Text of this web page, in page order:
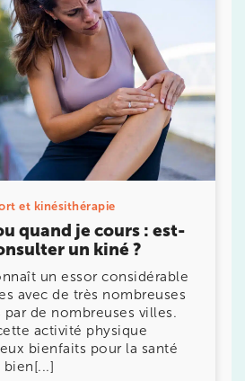
et kinésithérapie
quand je cours : est-
un kiné ?
un essor considérable
avec de très nombreuses
de nombreuses villes.
activité physique
bienfaits pour la santé
Auger
de Jérôme Augeren
avecses équipesdans votre
Kinésithérapiele plus proche
KOSS, votre allié sport du